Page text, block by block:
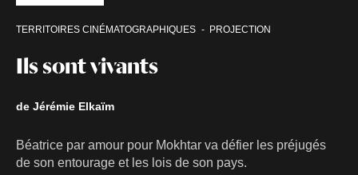
Ils sont vivants
TERRITOIRES CINÉMATOGRAPHIQUES PROJECTION
de Jérémie Elkaïm
Béatrice par amour pour Mokhtar va défier les préjugés
de son entourage et les lois de son pays.